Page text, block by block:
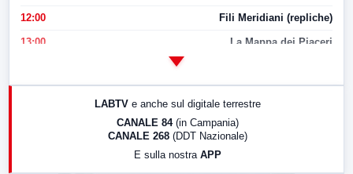
12:00 Fili Meridiani (repliche)
13:00 La Mappa dei Piaceri
17:00 LabNews (replica)
LABTV e anche sul digitale terrestre
CANALE 84 (in Campania)
CANALE 268 (DDT Nazionale)
E sulla nostra APP